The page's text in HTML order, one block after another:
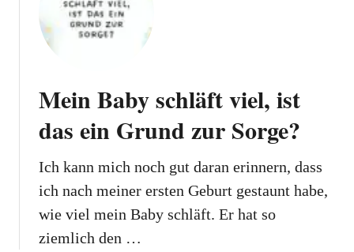
Mein Baby schläft viel, ist
das ein Grund zur Sorge?
Ich kann mich noch gut daran erinnern, dass
ich nach meiner ersten Geburt gestaunt habe,
wie viel mein Baby schläft. Er hat so
ziemlich den …